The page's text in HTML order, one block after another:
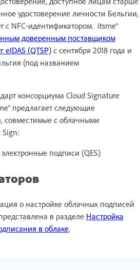
удостоверение личности Бельгии,
с NFC-идентификатором. itsme®
доверенным поставщиком
eIDAS (QTSP) с сентября 2018 года и
(под названием
консорциума Cloud Signature
предлагает следующие
совместимые с облачными
подписи (QES)
о настройке облачных подписей
в разделе Настройка
в облаке.